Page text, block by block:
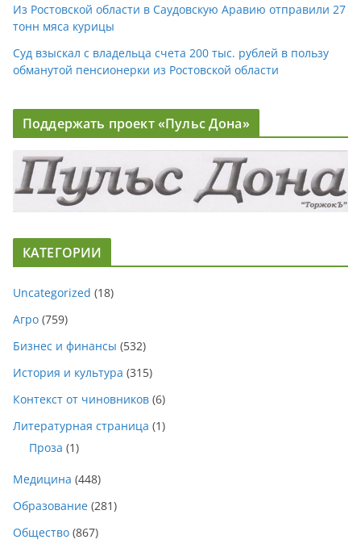
Из Ростовской области в Саудовскую Аравию отправили 27
тонн мяса курицы
Суд взыскал с владельца счета 200 тыс. рублей в пользу
обманутой пенсионерки из Ростовской области
Поддержать проект «Пульс Дона»
КАТЕГОРИИ
Uncategorized (18)
Агро (759)
Бизнес и финансы (532)
История и культура (315)
Контекст от чиновников (6)
Литературная страница (1)
Проза (1)
Медицина (448)
Образование (281)
Общество (867)